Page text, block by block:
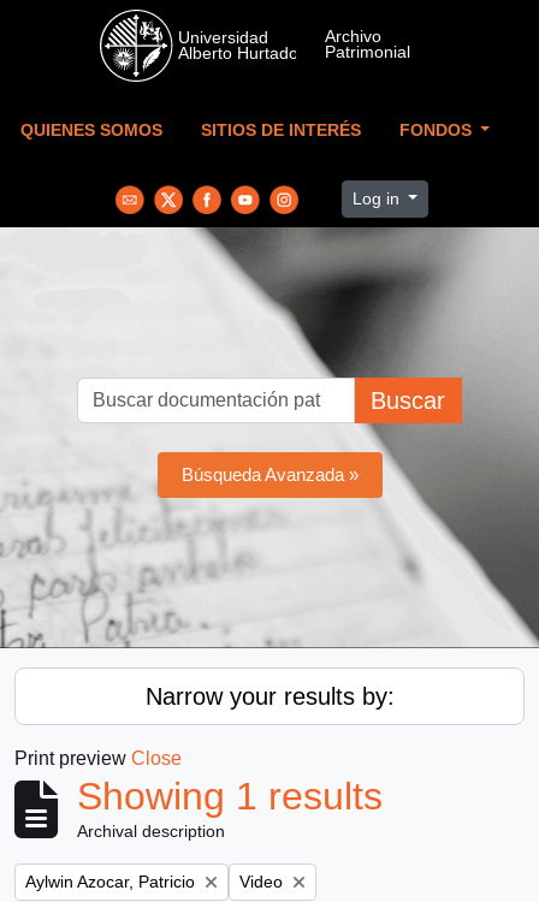
Skip to main content
QUIENES SOMOS SITIOS DE INTERÉS FONDOS
Log in
Buscar
Búsqueda Avanzada »
Narrow your results by:
Print preview Close
Showing 1 results
Archival description
Remove filter:
Aylwin Azocar, Patricio Remove filter:
Video